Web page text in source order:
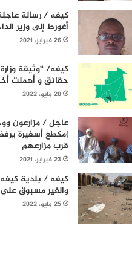
كيفه / رسالة
أغورط إلى وزير
26 فبراير، 2021
كيفه/ “وثيقة
حقائق و أهملت
20 مايو، 2022
عاجل / مزارعون
)مكطع أسفيرة
قرب مزارعهم
23 فبراير، 2021
كيفه / بلدية
والغير مسبوق على
25 مايو، 2022